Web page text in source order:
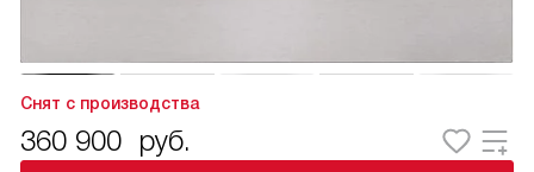
Снят с производства
360 900 руб.